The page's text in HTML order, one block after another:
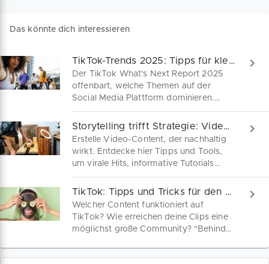
Das könnte dich interessieren
TikTok-Trends 2025: Tipps für kleine Marken
Der TikTok What's Next Report 2025
offenbart, welche Themen auf der
Social Media Plattform dominieren.
Nutze Trends wie Brand Fusion und KI,
um als kleines Unternehmen authentisch
und kreativ zu überzeugen. Alle Infos
zum neuen TikTok Trend Report hier!
Storytelling trifft Strategie: Videos, die verkaufen!
Erstelle Video-Content, der nachhaltig
wirkt. Entdecke hier Tipps und Tools,
um virale Hits, informative Tutorials
oder starke Imageclips zu produzieren.
Deine Marke verdient es, gesehen und
gehört zu werden!
TikTok: Tipps und Tricks für den perfekten Clip
Welcher Content funktioniert auf
TikTok? Wie erreichen deine Clips eine
möglichst große Community? "Behind